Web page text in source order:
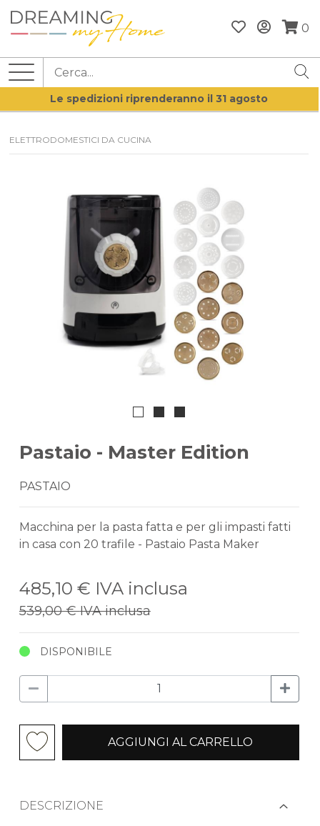
0
Le spedizioni riprenderanno il 31 agosto
ELETTRODOMESTICI DA CUCINA
Pastaio - Master Edition
PASTAIO
Macchina per la pasta fatta e per gli impasti fatti
in casa con 20 trafile - Pastaio Pasta Maker
485,10 € IVA inclusa
539,00 €IVA inclusa
DISPONIBILE
AGGIUNGI AL CARRELLO
DESCRIZIONE